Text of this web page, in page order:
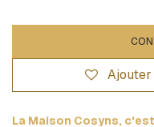
Ajouter
La Maison Cosyns,